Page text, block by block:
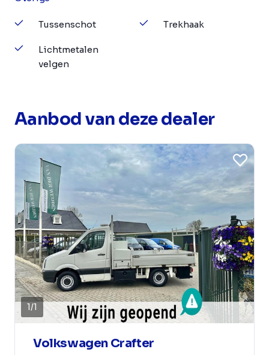
Tussenschot
Lichtmetalen
velgen
Trekhaak
Aanbod van deze dealer
1/1
Volkswagen Crafter